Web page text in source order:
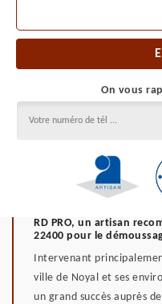
On vous
RD PRO, un artisan
22400 pour le
Intervenant
ville de Noyal et ses
un grand succès auprès